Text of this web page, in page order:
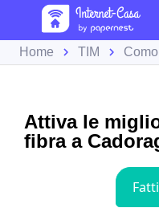
Home TIM Como